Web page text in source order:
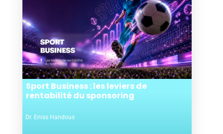
Sport Business : les leviers de
rentabilité du sponsoring
Dr. Eniss Handous